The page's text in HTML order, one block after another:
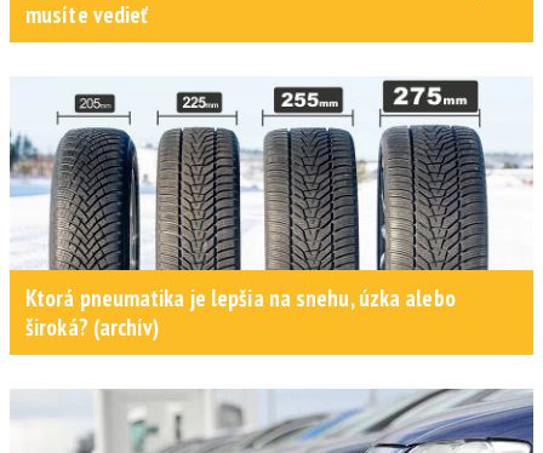
musíte vedieť
Ktorá pneumatika je lepšia na snehu, úzka alebo
široká? (archív)